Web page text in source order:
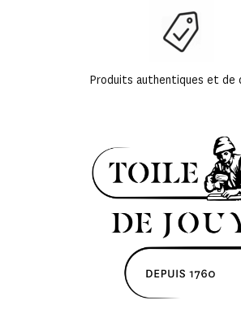
Produits authentiques et de